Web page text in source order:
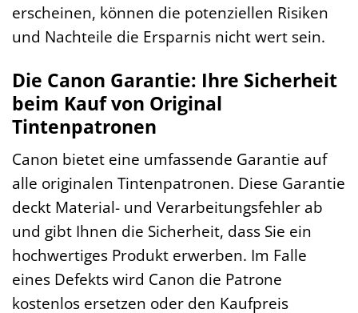
erscheinen, können die potenziellen Risiken
und Nachteile die Ersparnis nicht wert sein.
Die Canon Garantie: Ihre Sicherheit
beim Kauf von Original
Tintenpatronen
Canon bietet eine umfassende Garantie auf
alle originalen Tintenpatronen. Diese Garantie
deckt Material- und Verarbeitungsfehler ab
und gibt Ihnen die Sicherheit, dass Sie ein
hochwertiges Produkt erwerben. Im Falle
eines Defekts wird Canon die Patrone
kostenlos ersetzen oder den Kaufpreis